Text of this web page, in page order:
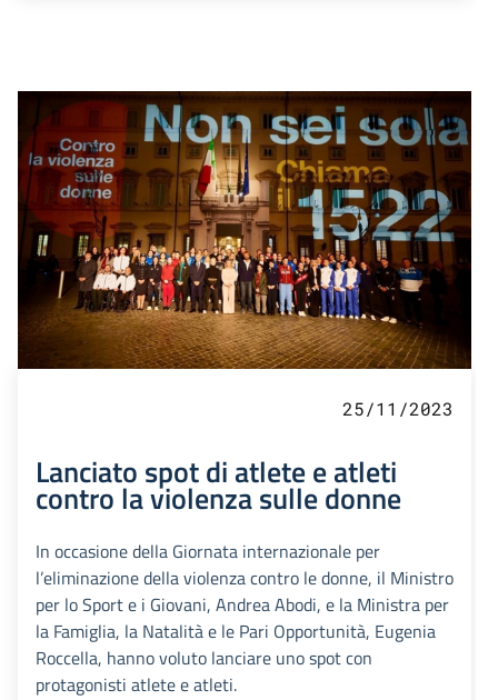
25/11/2023
Lanciato spot di atlete e atleti
contro la violenza sulle donne
In occasione della Giornata internazionale per
l’eliminazione della violenza contro le donne, il Ministro
per lo Sport e i Giovani, Andrea Abodi, e la Ministra per
la Famiglia, la Natalità e le Pari Opportunità, Eugenia
Roccella, hanno voluto lanciare uno spot con
protagonisti atlete e atleti.